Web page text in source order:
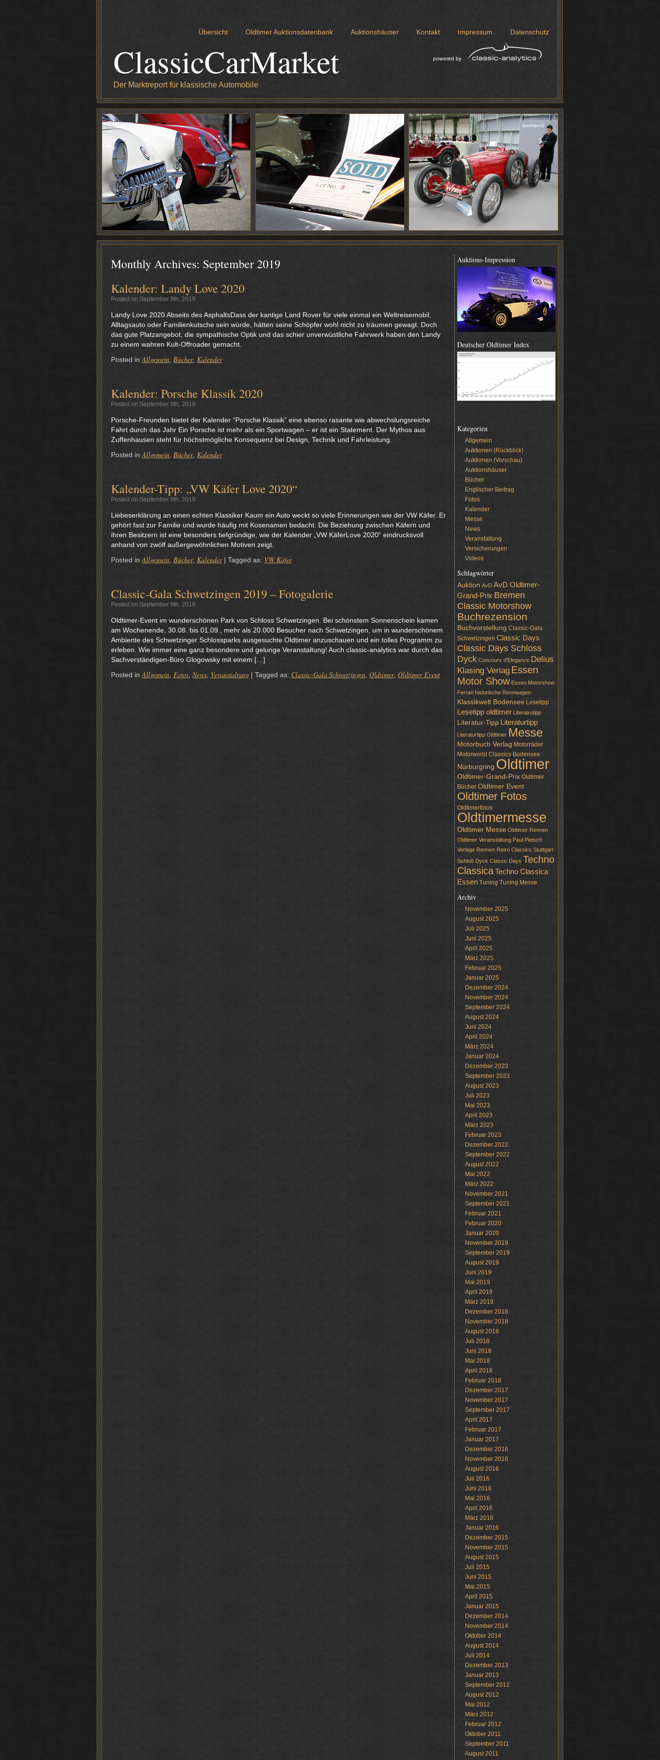
Übersicht Oldtimer Auktionsdatenbank Auktionshäuser Kontakt Impressum Datenschutz
ClassicCarMarket
Der Marktreport für klassische Automobile
Monthly Archives: September 2019
Kalender: Landy Love 2020
Posted on September 9th, 2019
Landy Love 2020 Abseits des AsphaltsDass der kantige Land Rover für viele einmal ein Weltreisemobil,
Alltagsauto oder Familienkutsche sein würde, hätten seine Schöpfer wohl nicht zu träumen gewagt. Doch
das gute Platzangebot, die sympathische Optik und das schier unverwüstliche Fahrwerk haben den Landy
zu einem wahren Kult-Offroader gemacht.
Posted in Allgemein Bücher, Kalender
Kalender: Porsche Klassik 2020
Posted on September 9th, 2019
Porsche-Freunden bietet der Kalender “Porsche Klassik” eine ebenso rasante wie abwechslungsreiche
Fahrt durch das Jahr Ein Porsche ist mehr als ein Sportwagen – er ist ein Statement. Der Mythos aus
Zuffenhausen steht für höchstmögliche Konsequenz bei Design, Technik und Fahrleistung.
Posted in Allgemein Bücher, Kalender
Kalender-Tipp: „VW Käfer Love 2020“
Posted on September 9th, 2019
Liebeserklärung an einen echten Klassiker Kaum ein Auto weckt so viele Erinnerungen wie der VW Käfer. Er
gehört fast zur Familie und wurde häufig mit Kosenamen bedacht. Die Beziehung zwischen Käfern und
ihren Besitzern ist eine besonders tiefgründige, wie der Kalender „VW KäferLove 2020“ eindrucksvoll
anhand von zwölf außergewöhnlichen Motiven zeigt.
Posted in Allgemein Bücher, Kalender | Tagged as: VW Käfer
Classic-Gala Schwetzingen 2019 – Fotogalerie
Posted on September 9th, 2019
Oldtimer-Event im wunderschönen Park von Schloss Schwetzingen. Bei schönstem Sonnenschein kamen
am Wochenende, 30.08. bis 01.09., mehr als 20.000 Besucher nach Schwetzingen, um in wunderschönem
Ambiente des Schwetzinger Schlossparks ausgesuchte Oldtimer anzuschauen und ein tolles Programm zu
erleben. Wie immer eine ganz besondere und gelunge Veranstaltung! Auch classic-analytics war durch das
Sachverständigen-Büro Glogowsky mit einem […]
Posted in Allgemein Fotos News Veranstaltung | Tagged as: Classic-Gala Schwetzingen Oldtimer, Oldtimer Event
Auktions-Impression
Deutscher Oldtimer Index
Kategorien
Allgemein
Auktionen (Rückblick)
Auktionen (Vorschau)
Auktionshäuser
Bücher
Englischer Beitrag
Fotos
Kalender
Messe
News
Veranstaltung
Versicherungen
Videos
Schlagwörter
Auktion AvD AvD Oldtimer-
Grand-Prix Bremen
Classic Motorshow
Buchrezension
Buchvorstellung Classic-Gala
Schwetzingen Classic Days
Classic Days Schloss
Dyck Concours d'Elegance Delius
Klasing Verlag Essen
Motor Show Essen Motorshow
Ferrari historische Rennwagen
Klassikwelt Bodensee Lesetipp
Lesetipp oldtimer Literatrutipp
Literatur-Tipp Literaturtipp
Literaturtipp Oldtimer Messe
Motorbuch Verlag Motorräder
Motorworld Classics Bodensee
Nürburgring Oldtimer
Oldtimer-Grand-Prix Oldtimer
Bücher Oldtimer Event
Oldtimer Fotos
Oldtimerfotos
Oldtimermesse
Oldtimer Messe Oldtimer Rennen
Oldtimer Veranstaltung Paul Pietsch
Verlage Rennen Retro Classics Stuttgart
Schloß Dyck Classic Days Techno
ClassicaTechno Classica
Essen Tuning Tuning Messe
Archiv
November 2025
August 2025
Juli 2025
Juni 2025
April 2025
März 2025
Februar 2025
Januar 2025
Dezember 2024
November 2024
September 2024
August 2024
Juni 2024
April 2024
März 2024
Januar 2024
Dezember 2023
September 2023
August 2023
Juli 2023
Mai 2023
April 2023
März 2023
Februar 2023
Dezember 2022
September 2022
August 2022
Mai 2022
März 2022
November 2021
September 2021
Februar 2021
Februar 2020
Januar 2020
November 2019
September 2019
August 2019
Juni 2019
Mai 2019
April 2019
März 2019
Dezember 2018
November 2018
August 2018
Juli 2018
Juni 2018
Mai 2018
April 2018
Februar 2018
Dezember 2017
November 2017
September 2017
April 2017
Februar 2017
Januar 2017
Dezember 2016
November 2016
August 2016
Juli 2016
Juni 2016
Mai 2016
April 2016
März 2016
Januar 2016
Dezember 2015
November 2015
August 2015
Juli 2015
Juni 2015
Mai 2015
April 2015
Januar 2015
Dezember 2014
November 2014
Oktober 2014
August 2014
Juli 2014
Dezember 2013
Januar 2013
September 2012
August 2012
Mai 2012
März 2012
Februar 2012
Oktober 2011
September 2011
August 2011